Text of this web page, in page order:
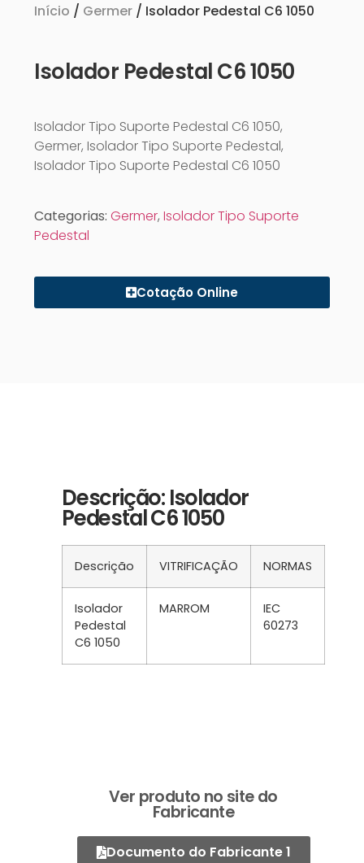
Início / Germer / Isolador Pedestal C6 1050
Isolador Pedestal C6 1050
Isolador Tipo Suporte Pedestal C6 1050,
Germer, Isolador Tipo Suporte Pedestal,
Isolador Tipo Suporte Pedestal C6 1050
Categorias: Germer, Isolador Tipo Suporte
Pedestal
Cotação Online
Descrição: Isolador
Pedestal C6 1050
Descrição VITRIFICAÇÃO NORMAS
Isolador
Pedestal
C6 1050
MARROM
IEC
60273
Ver produto no site do
Fabricante
Documento do Fabricante 1